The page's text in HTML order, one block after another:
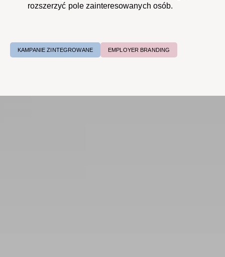
rozszerzyć pole zainteresowanych osób.
KAMPANIE ZINTEGROWANE EMPLOYER BRANDING​